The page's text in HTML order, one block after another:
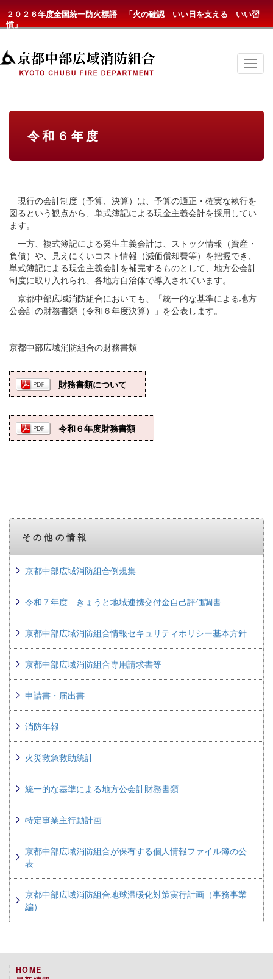
２０２６年度全国統一防火標語 「火の確認 いい日を支える いい習
慣」
京
都
ュ
ー
令和６年度
現行の会計制度（予算、決算）は、予算の適正・確実な執行を
図るという観点から、単式簿記による現金主義会計を採用してい
ます。
一方、複式簿記による発生主義会計は、ストック情報（資産・
負債）や、見えにくいコスト情報（減価償却費等）を把握でき、
単式簿記による現金主義会計を補完するものとして、地方公会計
制度に取り入れられ、各地方自治体で導入されています。
京都中部広域消防組合においても、「統一的な基準による地方
公会計の財務書類（令和６年度決算）」を公表します。
京都中部広域消防組合の財務書類
財務書類について
令和６年度財務書類
その他の情報
京都中部広域消防組合例規集
令和７年度 きょうと地域連携交付金自己評価調書
京都中部広域消防組合情報セキュリティポリシー基本方針
京都中部広域消防組合専用請求書等
申請書・届出書
消防年報
火災救急救助統計
統一的な基準による地方公会計財務書類
特定事業主行動計画
京都中部広域消防組合が保有する個人情報ファイル簿の公
表
京都中部広域消防組合地球温暖化対策実行計画（事務事業
編）
HOME